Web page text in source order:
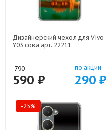
Дизайнерский чехол для Vivo
Y03 сова арт: 22211
790
590 ₽
по акции
290 ₽
-25%